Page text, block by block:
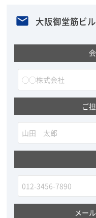
大阪御堂筋ビ
ご
メー